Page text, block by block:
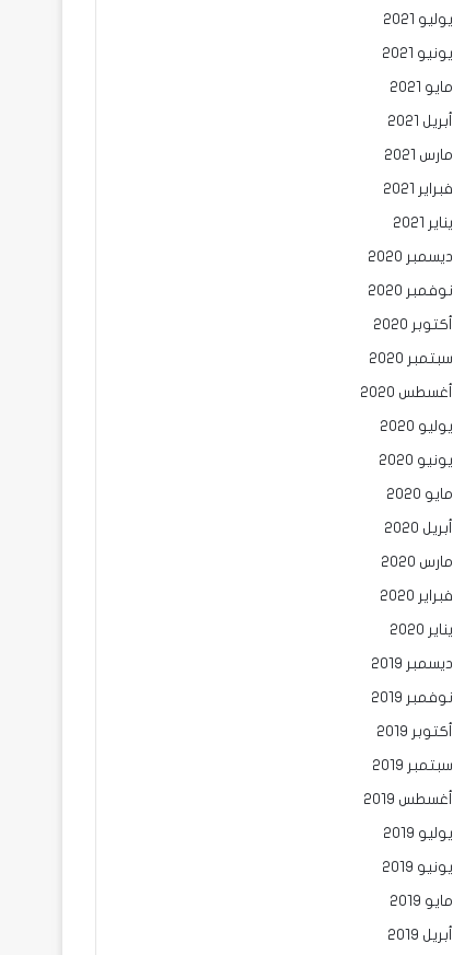
يوليو 2021
يونيو 2021
مايو 2021
أبريل 2021
مارس 2021
فبراير 2021
يناير 2021
ديسمبر 2020
نوفمبر 2020
أكتوبر 2020
سبتمبر 2020
أغسطس 2020
يوليو 2020
يونيو 2020
مايو 2020
أبريل 2020
مارس 2020
فبراير 2020
يناير 2020
ديسمبر 2019
نوفمبر 2019
أكتوبر 2019
سبتمبر 2019
أغسطس 2019
يوليو 2019
يونيو 2019
مايو 2019
أبريل 2019